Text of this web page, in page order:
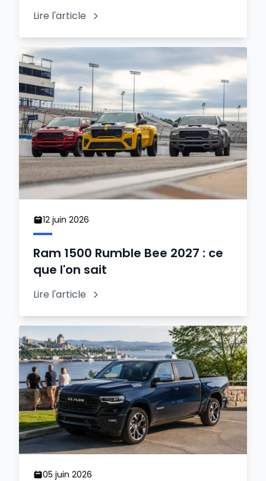
Lire l'article
12 juin 2026
Ram 1500 Rumble Bee 2027 : ce
que l'on sait
Lire l'article
05 juin 2026